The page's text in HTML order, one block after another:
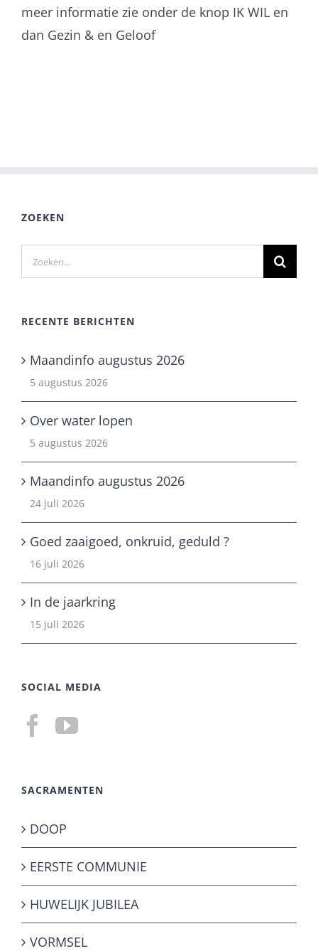
meer informatie zie onder de knop IK WIL en
dan Gezin & en Geloof
ZOEKEN
Zoeken
naar:
RECENTE BERICHTEN
Maandinfo augustus 2026
5 augustus 2026
Over water lopen
5 augustus 2026
Maandinfo augustus 2026
24 juli 2026
Goed zaaigoed, onkruid, geduld ?
16 juli 2026
In de jaarkring
15 juli 2026
SOCIAL MEDIA
SACRAMENTEN
DOOP
EERSTE COMMUNIE
HUWELIJK JUBILEA
VORMSEL